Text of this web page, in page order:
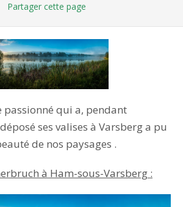
Partager cette page
passionné qui a, pendant
ses valises à Varsberg a pu
de nos paysages .
à Ham-sous-Varsberg :